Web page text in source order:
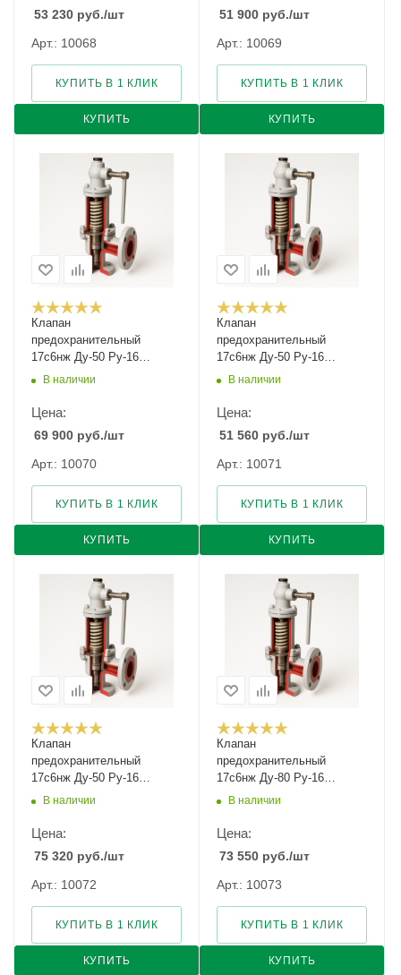
53 230 руб./шт
Арт.: 10068
КУПИТЬ
КУПИТЬ В 1 КЛИК
51 900 руб./шт
Арт.: 10069
КУПИТЬ
КУПИТЬ В 1 КЛИК
Клапан
предохранительный
17с6нж Ду-50 Ру-16
Рн-2,5...4
В наличии
Цена:
69 900 руб./шт
Арт.: 10070
КУПИТЬ
КУПИТЬ В 1 КЛИК
Клапан
предохранительный
17с6нж Ду-50 Ру-16
Рн-4...8
В наличии
Цена:
51 560 руб./шт
Арт.: 10071
КУПИТЬ
КУПИТЬ В 1 КЛИК
Клапан
предохранительный
17с6нж Ду-50 Ру-16
Рн-8...16
В наличии
Цена:
75 320 руб./шт
Арт.: 10072
КУПИТЬ
КУПИТЬ В 1 КЛИК
Клапан
предохранительный
17с6нж Ду-80 Ру-16
Рн-0,5...1,2
В наличии
Цена:
73 550 руб./шт
Арт.: 10073
КУПИТЬ
КУПИТЬ В 1 КЛИК